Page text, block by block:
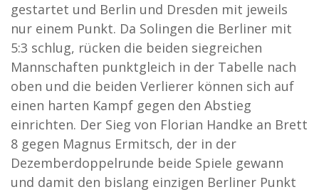
gestartet und Berlin und Dresden mit jeweils
nur einem Punkt. Da Solingen die Berliner mit
5:3 schlug, rücken die beiden siegreichen
Mannschaften punktgleich in der Tabelle nach
oben und die beiden Verlierer können sich auf
einen harten Kampf gegen den Abstieg
einrichten. Der Sieg von Florian Handke an Brett
8 gegen Magnus Ermitsch, der in der
Dezemberdoppelrunde beide Spiele gewann
und damit den bislang einzigen Berliner Punkt